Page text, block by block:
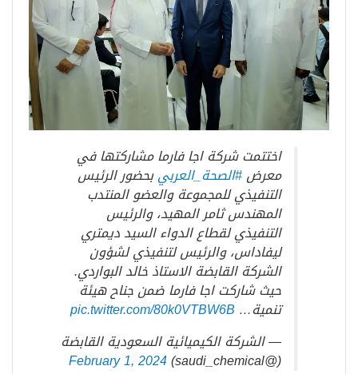
اختتمت شركة اجا فارما مشاركتها في
معرض#الصحة_العربيبحضور الرئيس
التنفيذي للمجموعة والعضو المنتدب
المهندس ثامر المهيد، والرئيس
التنفيذي لقطاع الدواء السيد ديمتري
ليفاداس، والرئيس لتنفيذي لشؤون
الشركة القابضة الاستاذ خالد البواردي.
حيث شاركت اجا فارما ضمن جناح هيئة
تنمية… pic.twitter.com/80k0VTBW6B
— الشركة الكيميائية السعودية القابضة
(@saudi_chemical)
February 1, 2024